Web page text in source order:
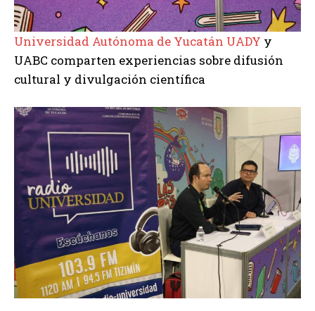
Universidad Autónoma de Yucatán UADY y
UABC comparten experiencias sobre difusión
cultural y divulgación científica